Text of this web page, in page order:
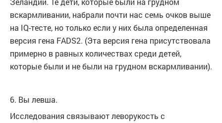
вскармливании, набрали почти нас семь очков выше
на IQ-тесте, но только если у них была определенная
версия гена FADS2. (Эта версия гена присутствовала
примерно в равных количествах среди детей,
которые были и не были на грудном вскармливании).
6. Вы левша.
Исследования связывают леворукость с